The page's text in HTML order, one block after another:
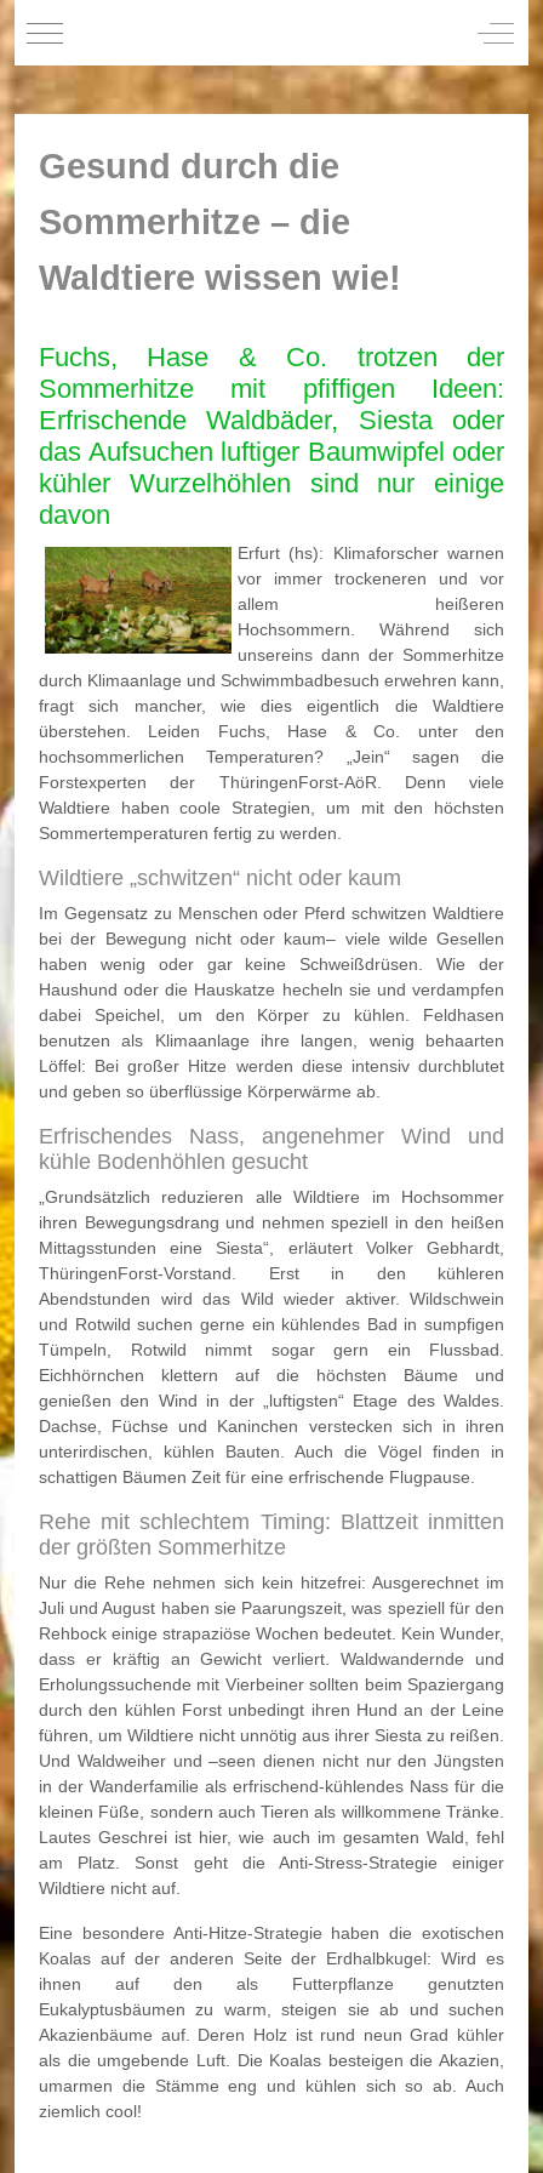
Mobile Menu Toggle Off-
Gesund durch die
Sommerhitze – die
Waldtiere wissen wie!
Fuchs, Hase & Co. trotzen der
Sommerhitze mit pfiffigen Ideen:
Erfrischende Waldbäder, Siesta oder
das Aufsuchen luftiger Baumwipfel oder
kühler Wurzelhöhlen sind nur einige
davon
Erfurt (hs): Klimaforscher warnen
vor immer trockeneren und vor
allem heißeren
Hochsommern. Während sich
unsereins dann der Sommerhitze
durch Klimaanlage und Schwimmbadbesuch erwehren kann,
fragt sich mancher, wie dies eigentlich die Waldtiere
überstehen. Leiden Fuchs, Hase & Co. unter den
hochsommerlichen Temperaturen? „Jein“ sagen die
Forstexperten der ThüringenForst-AöR. Denn viele
Waldtiere haben coole Strategien, um mit den höchsten
Sommertemperaturen fertig zu werden.
Wildtiere „schwitzen“ nicht oder kaum
Im Gegensatz zu Menschen oder Pferd schwitzen Waldtiere
bei der Bewegung nicht oder kaum– viele wilde Gesellen
haben wenig oder gar keine Schweißdrüsen. Wie der
Haushund oder die Hauskatze hecheln sie und verdampfen
dabei Speichel, um den Körper zu kühlen. Feldhasen
benutzen als Klimaanlage ihre langen, wenig behaarten
Löffel: Bei großer Hitze werden diese intensiv durchblutet
und geben so überflüssige Körperwärme ab.
Erfrischendes Nass, angenehmer Wind und
kühle Bodenhöhlen gesucht
„Grundsätzlich reduzieren alle Wildtiere im Hochsommer
ihren Bewegungsdrang und nehmen speziell in den heißen
Mittagsstunden eine Siesta“, erläutert Volker Gebhardt,
ThüringenForst-Vorstand. Erst in den kühleren
Abendstunden wird das Wild wieder aktiver. Wildschwein
und Rotwild suchen gerne ein kühlendes Bad in sumpfigen
Tümpeln, Rotwild nimmt sogar gern ein Flussbad.
Eichhörnchen klettern auf die höchsten Bäume und
genießen den Wind in der „luftigsten“ Etage des Waldes.
Dachse, Füchse und Kaninchen verstecken sich in ihren
unterirdischen, kühlen Bauten. Auch die Vögel finden in
schattigen Bäumen Zeit für eine erfrischende Flugpause.
Rehe mit schlechtem Timing: Blattzeit inmitten
der größten Sommerhitze
Nur die Rehe nehmen sich kein hitzefrei: Ausgerechnet im
Juli und August haben sie Paarungszeit, was speziell für den
Rehbock einige strapaziöse Wochen bedeutet. Kein Wunder,
dass er kräftig an Gewicht verliert. Waldwandernde und
Erholungssuchende mit Vierbeiner sollten beim Spaziergang
durch den kühlen Forst unbedingt ihren Hund an der Leine
führen, um Wildtiere nicht unnötig aus ihrer Siesta zu reißen.
Und Waldweiher und –seen dienen nicht nur den Jüngsten
in der Wanderfamilie als erfrischend-kühlendes Nass für die
kleinen Füße, sondern auch Tieren als willkommene Tränke.
Lautes Geschrei ist hier, wie auch im gesamten Wald, fehl
am Platz. Sonst geht die Anti-Stress-Strategie einiger
Wildtiere nicht auf.
Eine besondere Anti-Hitze-Strategie haben die exotischen
Koalas auf der anderen Seite der Erdhalbkugel: Wird es
ihnen auf den als Futterpflanze genutzten
Eukalyptusbäumen zu warm, steigen sie ab und suchen
Akazienbäume auf. Deren Holz ist rund neun Grad kühler
als die umgebende Luft. Die Koalas besteigen die Akazien,
umarmen die Stämme eng und kühlen sich so ab. Auch
ziemlich cool!